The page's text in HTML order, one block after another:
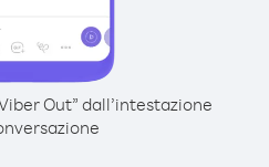
Out” dall’intestazione